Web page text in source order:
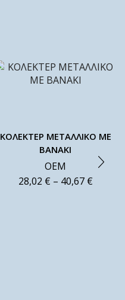
ΚΟΛΕΚΤΕΡ ΜΕΤΑΛΛΙΚΟ ΜΕ
ΒΑΝΑΚΙ
ΟΕΜ
28,02 € – 40,67 €